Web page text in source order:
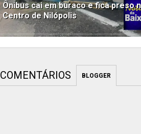
Ônibus cai em buraco e fica preso
Centro de Nilópolis
COMENTÁRIOS BLOGGER